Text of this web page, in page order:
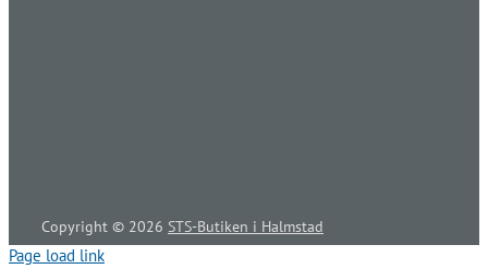
Copyright © 2026 STS-Butiken i Halmstad
Page load link